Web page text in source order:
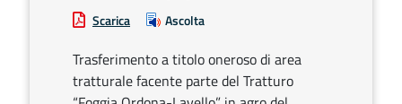
Scarica Ascolta
Trasferimento a titolo oneroso di area
tratturale facente parte del Tratturo